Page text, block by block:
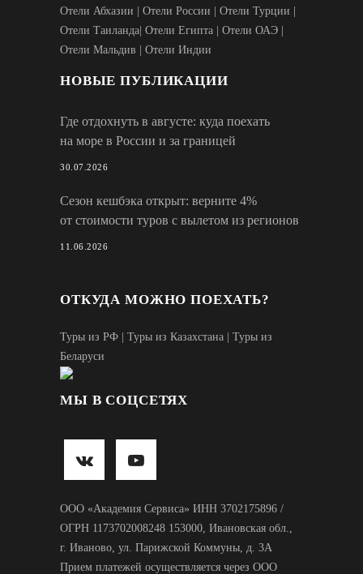
Отели Абхазии Отели России Отели Турции
Отели Таиланда Отели Египта Отели ОАЭ
Отели Мальдив
Отели Индии
НОВЫЕ ПУБЛИКАЦИИ
Где отдохнуть в августе: куда поехать
на море в России и за границей
30.07.2026
Сезон кешбэка открыт: верните 4%
от стоимости туров с вылетом из регионов
11.06.2026
ОТКУДА МОЖНО ПОЕХАТЬ?
Туры из РФ Туры из Казахстана
Туры из
Беларуси
МЫ В СОЦСЕТЯХ
ООО «Академия Сервиса» ИНН 3702175896 /
ОГРН 1173702008248 153000, Ивановская обл.,
г. Иваново, ул. Парижской Коммуны, д. 3А
Прием платежей осуществляется через ООО